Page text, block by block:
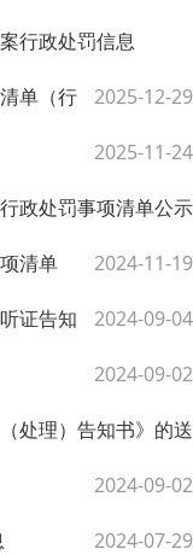
行政处罚信息
2025-12-29
单（行
2025-11-24
政处罚事项清单公示
2024-11-19
清单
2024-09-04
证告知
2024-09-02
处理）告知书》的送
2024-09-02
2024-07-29